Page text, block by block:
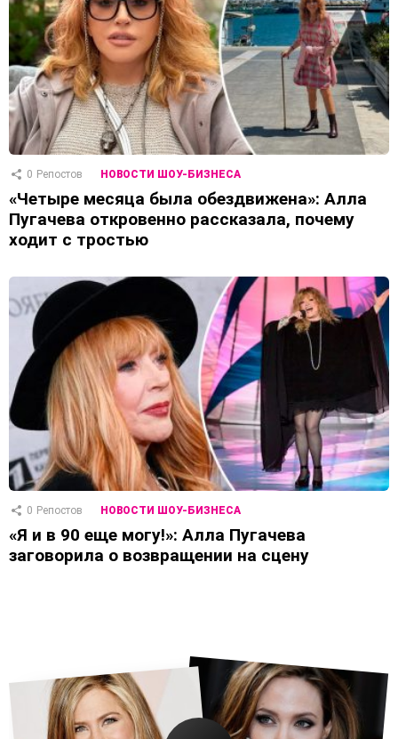
0 Репостов НОВОСТИ ШОУ-БИЗНЕСА
«Четыре месяца была обездвижена»: Алла
Пугачева откровенно рассказала, почему
ходит с тростью
0 Репостов НОВОСТИ ШОУ-БИЗНЕСА
«Я и в 90 еще могу!»: Алла Пугачева
заговорила о возвращении на сцену